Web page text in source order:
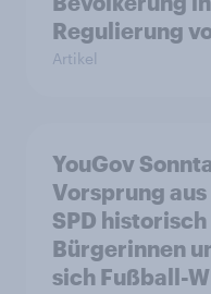
Regulierung
Artikel
YouGov
Vorsprung aus +++ CDU/
SPD
Bürgerinnen
sich Fußball-